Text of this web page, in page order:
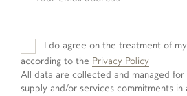
I do agree on the treatment of
according to the Privacy Policy
All data are collected and managed
supply and/or services commitments